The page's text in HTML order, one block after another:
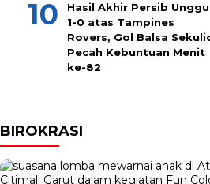
Hasil Akhir Persib
1-0 atas Tampines
Rovers, Gol Balsa
Pecah Kebuntuan Menit
ke-82
BIROKRASI